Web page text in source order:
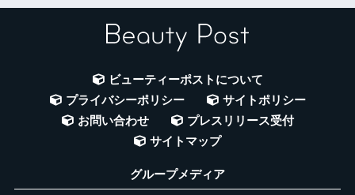
ビューティーポストについて
プライバシーポリシー
サイトポリシー
お問い合わせ
プレスリリース受付
サイトマップ
グループメディア